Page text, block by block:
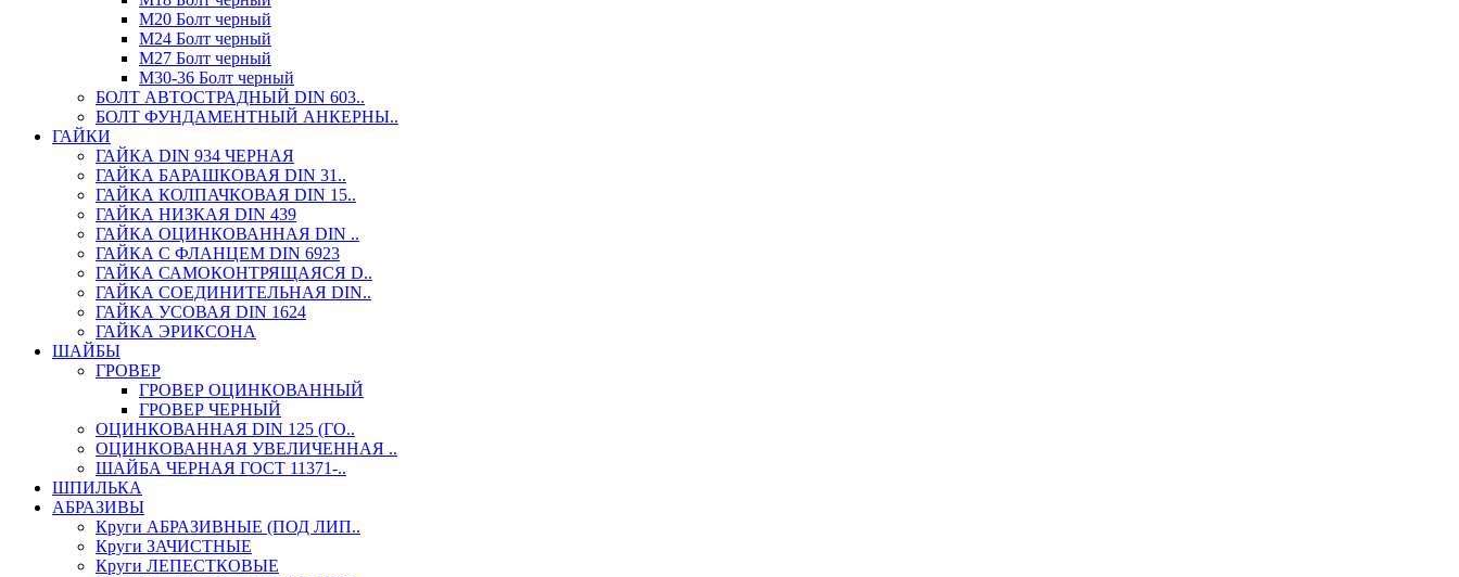
М20 Болт черный
М24 Болт черный
М27 Болт черный
М30-36 Болт черный
БОЛТ АВТОСТРАДНЫЙ DIN 603..
БОЛТ ФУНДАМЕНТНЫЙ АНКЕРНЫ..
ГАЙКИ
ГАЙКА DIN 934 ЧЕРНАЯ
ГАЙКА БАРАШКОВАЯ DIN 31..
ГАЙКА КОЛПАЧКОВАЯ DIN 15..
ГАЙКА НИЗКАЯ DIN 439
ГАЙКА ОЦИНКОВАННАЯ DIN ..
ГАЙКА С ФЛАНЦЕМ DIN 6923
ГАЙКА САМОКОНТРЯЩАЯСЯ D..
ГАЙКА СОЕДИНИТЕЛЬНАЯ DIN..
ГАЙКА УСОВАЯ DIN 1624
ГАЙКА ЭРИКСОНА
ШАЙБЫ
ГРОВЕР
ГРОВЕР ОЦИНКОВАННЫЙ
ГРОВЕР ЧЕРНЫЙ
ОЦИНКОВАННАЯ DIN 125 (ГО..
ОЦИНКОВАННАЯ УВЕЛИЧЕННАЯ ..
ШАЙБА ЧЕРНАЯ ГОСТ 11371-..
ШПИЛЬКА
АБРАЗИВЫ
Круги АБРАЗИВНЫЕ (ПОД ЛИП..
Круги ЗАЧИСТНЫЕ
Круги ЛЕПЕСТКОВЫЕ